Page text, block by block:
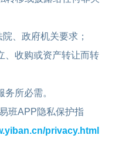
、政府机关要求；
、收购或资产转让而转
所必需。
班APP隐私保护指
privacy.html